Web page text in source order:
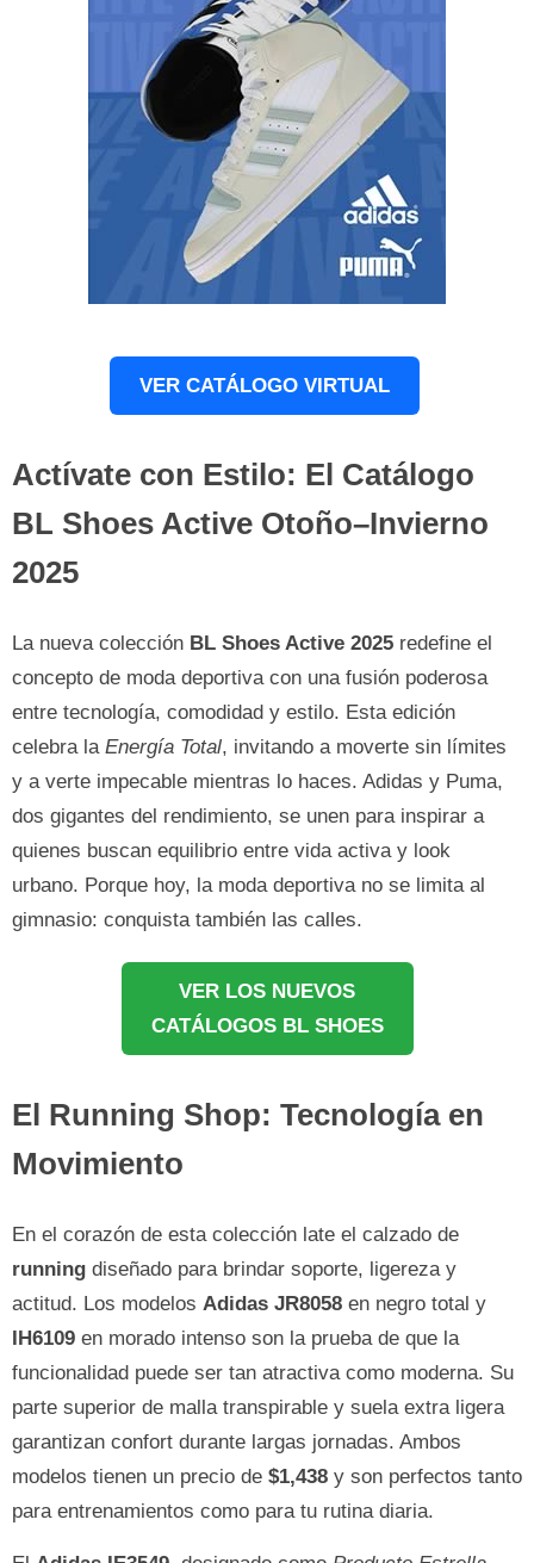
VER CATÁLOGO VIRTUAL
Actívate con Estilo: El Catálogo
BL Shoes Active Otoño–Invierno
2025
La nueva colección BL Shoes Active 2025 redefine el
concepto de moda deportiva con una fusión poderosa
entre tecnología, comodidad y estilo. Esta edición
celebra la Energía Total, invitando a moverte sin límites
y a verte impecable mientras lo haces. Adidas y Puma,
dos gigantes del rendimiento, se unen para inspirar a
quienes buscan equilibrio entre vida activa y look
urbano. Porque hoy, la moda deportiva no se limita al
gimnasio: conquista también las calles.
VER LOS NUEVOS
CATÁLOGOS BL SHOES
El Running Shop: Tecnología en
Movimiento
En el corazón de esta colección late el calzado de
running diseñado para brindar soporte, ligereza y
actitud. Los modelos Adidas JR8058 en negro total y
IH6109 en morado intenso son la prueba de que la
funcionalidad puede ser tan atractiva como moderna. Su
parte superior de malla transpirable y suela extra ligera
garantizan confort durante largas jornadas. Ambos
modelos tienen un precio de $1,438 y son perfectos tanto
para entrenamientos como para tu rutina diaria.